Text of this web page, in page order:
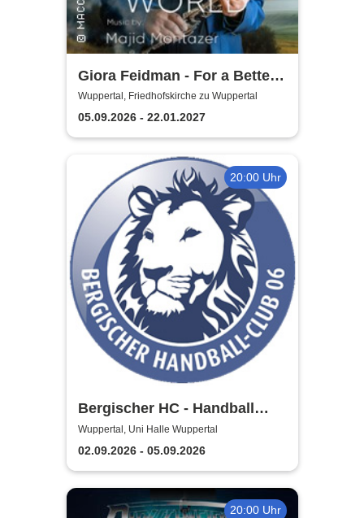
Giora Feidman - For a Better
World
Wuppertal, Friedhofskirche zu Wuppertal
05.09.2026 - 22.01.2027
20:00 Uhr
Bergischer HC - Handball
Bundesliga Saison 2026/27
Wuppertal, Uni Halle Wuppertal
02.09.2026 - 05.09.2026
20:00 Uhr